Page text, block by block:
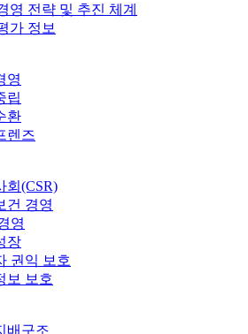
영 전략 및 추진 체계
가 정보
영
립
환
렌즈
회(CSR)
건 경영
영
장
권익 보호
보 보호
배구조